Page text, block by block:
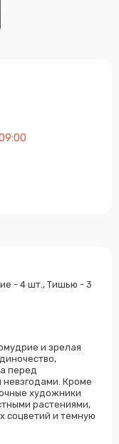
- 4 шт., Тишью - 3
и зрелая
перед
Кроме
художники
растениями,
соцветий и темную